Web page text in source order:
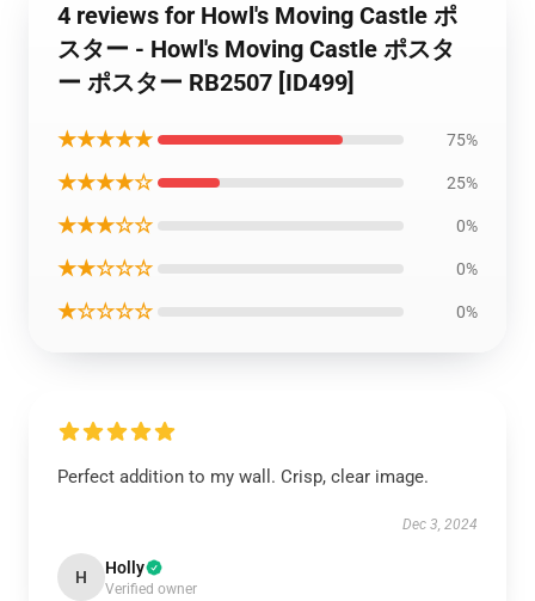
4 reviews for Howl's Moving Castle ポ
スター - Howl's Moving Castle ポスタ
ー ポスター RB2507 [ID499]
★★★★★ 75%
★★★★☆ 25%
★★★☆☆ 0%
★★☆☆☆ 0%
★☆☆☆☆ 0%
Perfect addition to my wall. Crisp, clear image.
Dec 3, 2024
H Holly
Verified owner